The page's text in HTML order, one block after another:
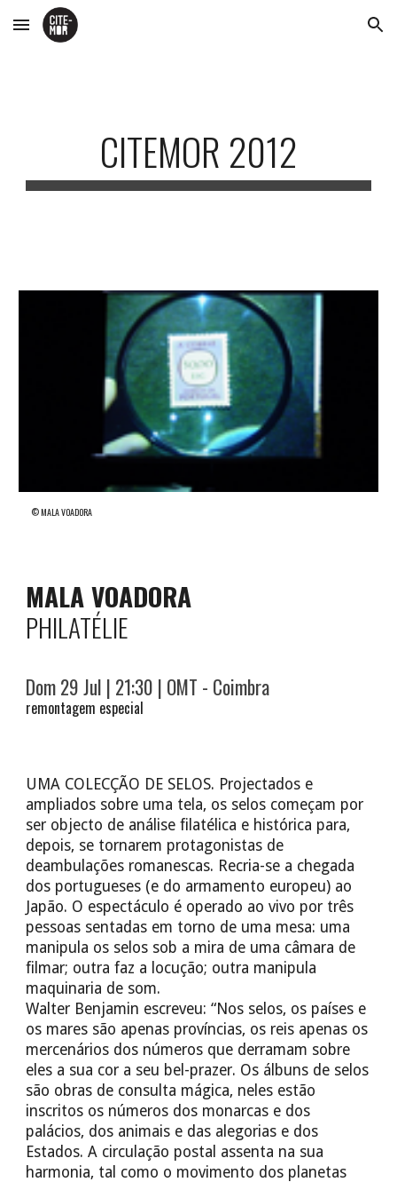
Skip to main content Skip to navigation
CITEMOR 2012
© MALA VOADORA
MALA VOADORA
PHILATÉLIE
Dom 29 Jul | 21:30 | OMT - Coimbra
remontagem especial
UMA COLECÇÃO DE SELOS. Projectados e
ampliados sobre uma tela, os selos começam por
ser objecto de análise filatélica e histórica para,
depois, se tornarem protagonistas de
deambulações romanescas. Recria-se a chegada
dos portugueses (e do armamento europeu) ao
Japão. O espectáculo é operado ao vivo por três
pessoas sentadas em torno de uma mesa: uma
manipula os selos sob a mira de uma câmara de
filmar; outra faz a locução; outra manipula
maquinaria de som.
Walter Benjamin escreveu: “Nos selos, os países e
os mares são apenas províncias, os reis apenas os
mercenários dos números que derramam sobre
eles a sua cor a seu bel-prazer. Os álbuns de selos
são obras de consulta mágica, neles estão
inscritos os números dos monarcas e dos
palácios, dos animais e das alegorias e dos
Estados. A circulação postal assenta na sua
harmonia, tal como o movimento dos planetas